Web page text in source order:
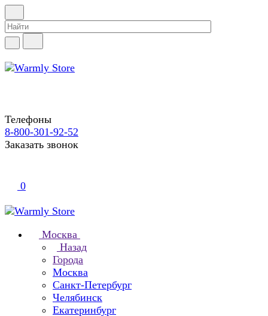
Телефоны
8-800-301-92-52
Заказать звонок
0
Москва
Назад
Города
Москва
Санкт-Петербург
Челябинск
Екатеринбург